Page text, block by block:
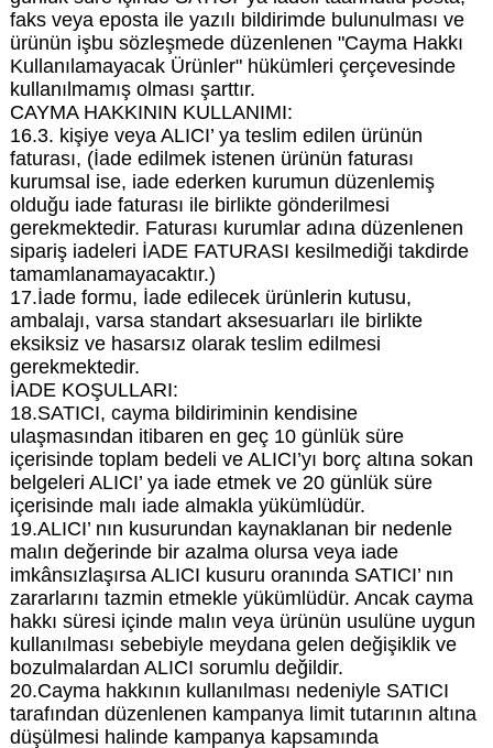
faks veya eposta ile yazılı bildirimde bulunulması ve
ürünün işbu sözleşmede düzenlenen "Cayma Hakkı
Kullanılamayacak Ürünler" hükümleri çerçevesinde
kullanılmamış olması şarttır.
CAYMA HAKKININ KULLANIMI:
16.3. kişiye veya ALICI’ ya teslim edilen ürünün
faturası, (İade edilmek istenen ürünün faturası
kurumsal ise, iade ederken kurumun düzenlemiş
olduğu iade faturası ile birlikte gönderilmesi
gerekmektedir. Faturası kurumlar adına düzenlenen
sipariş iadeleri İADE FATURASI kesilmediği takdirde
tamamlanamayacaktır.)
17.İade formu, İade edilecek ürünlerin kutusu,
ambalajı, varsa standart aksesuarları ile birlikte
eksiksiz ve hasarsız olarak teslim edilmesi
gerekmektedir.
İADE KOŞULLARI:
18.SATICI, cayma bildiriminin kendisine
ulaşmasından itibaren en geç 10 günlük süre
içerisinde toplam bedeli ve ALICI’yı borç altına sokan
belgeleri ALICI’ ya iade etmek ve 20 günlük süre
içerisinde malı iade almakla yükümlüdür.
19.ALICI’ nın kusurundan kaynaklanan bir nedenle
malın değerinde bir azalma olursa veya iade
imkânsızlaşırsa ALICI kusuru oranında SATICI’ nın
zararlarını tazmin etmekle yükümlüdür. Ancak cayma
hakkı süresi içinde malın veya ürünün usulüne uygun
kullanılması sebebiyle meydana gelen değişiklik ve
bozulmalardan ALICI sorumlu değildir.
20.Cayma hakkının kullanılması nedeniyle SATICI
tarafından düzenlenen kampanya limit tutarının altına
düşülmesi halinde kampanya kapsamında